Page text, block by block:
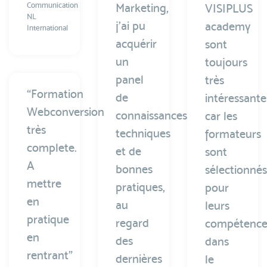
Communication
NL
International
Marketing,
j’ai pu
acquérir
un
panel
de
connaissances
techniques
et de
bonnes
pratiques,
au
regard
des
dernières
VISIPLUS
academy
sont
toujours
très
car les
formateurs
sont
sélectionnés
pour
leurs
dans
le
“Formation
Webconversion
très
complete.
A
mettre
en
pratique
en
rentrant”